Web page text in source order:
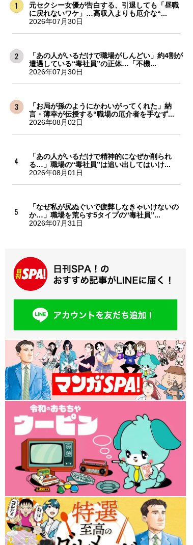
元セクシー女優が告白する、引退しても「昼職
に戻れないワケ」…高収入よりも厄介な“...
2026年07月30日
「あの人がいるだけで職場がしんどい」約4割が
遭遇している“毒社員”の正体…「不機...
2026年07月30日
「お局が孫のようにかわいがってくれた」納
言・薄幸が伝授する“職場の厄介者を手なず...
2026年08月02日
「あの人がいるだけで精神的になぜか削られ
る…」職場の“毒社員”は追い出してはいけ...
2026年08月01日
「なぜ私が尻ぬぐいで疲弊しなきゃいけないの
か…」職場を荒らす5タイプの“毒社員”...
2026年07月31日